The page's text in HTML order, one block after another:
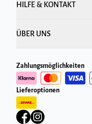
HILFE & KONTAKT
ÜBER UNS
Zahlungsmöglichkeiten
Lieferoptionen